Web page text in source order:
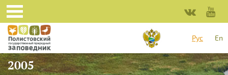
Перейти к основному содержанию
Рус
En
2005